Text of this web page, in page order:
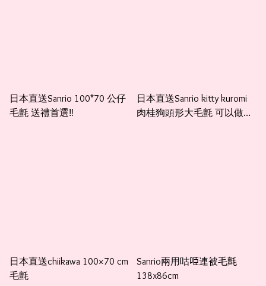
日本直送Sanrio 100*70 公仔
毛氈 送禮首選‼️
日本直送Sanrio kitty kuromi
肉桂狗頭形大毛氈 可以做單
日本直送chiikawa 100×70 cm
毛氈
Sanrio兩用咕𠱸連被毛氈
138x86cm